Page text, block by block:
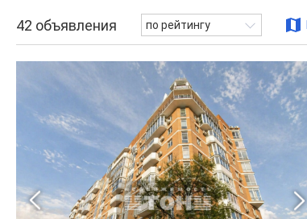
42 объявления по рейтингу